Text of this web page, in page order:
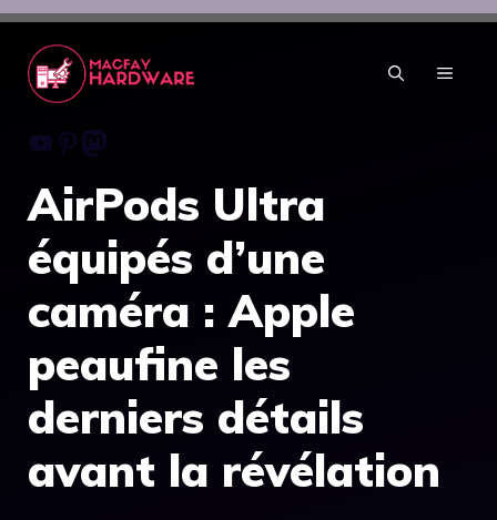
Aller
contenu
MENU
Youtube
Pinterest
Mastodon
AirPods Ultra
équipés d’une
caméra : Apple
peaufine les
derniers détails
avant la révélation